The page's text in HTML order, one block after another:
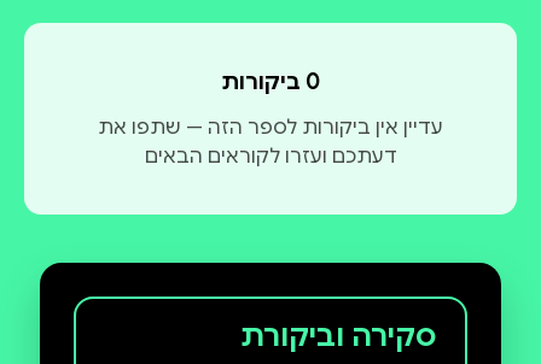
0 ביקורות
עדיין אין ביקורות לספר הזה — שתפו את
דעתכם ועזרו לקוראים הבאים
סקירה וביקורת